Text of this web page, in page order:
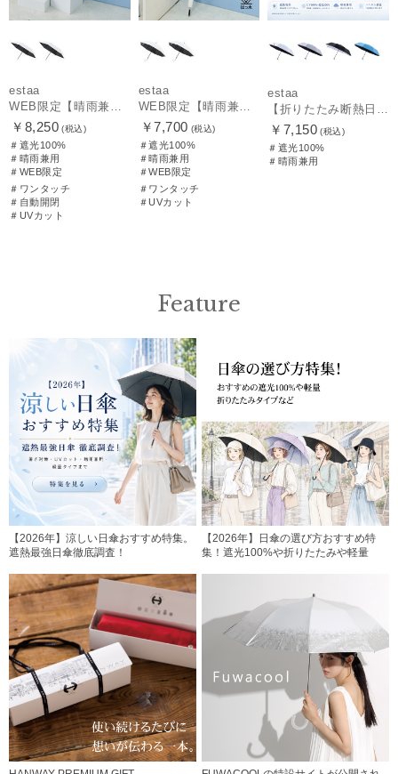
estaa
￥8,250 (税込)
＃遮光100%
＃晴雨兼用
＃WEB限定
＃ワンタッチ
＃自動開閉
＃UVカット
estaa
￥7,700 (税込)
＃遮光100%
＃晴雨兼用
＃WEB限定
＃ワンタッチ
＃UVカット
estaa
【折りたたみ断熱日傘】エスタ (estaa) ハニカム断熱パラソル 60㎝ 折りたたみ傘 晴雨兼用 一級遮光 UV
￥7,150 (税込)
＃遮光100%
＃晴雨兼用
Feature
【2026年】涼しい日傘おすすめ特集。
遮熱最強日傘徹底調査！
【2026年】日傘の選び方おすすめ特
集！遮光100%や折りたたみや軽量